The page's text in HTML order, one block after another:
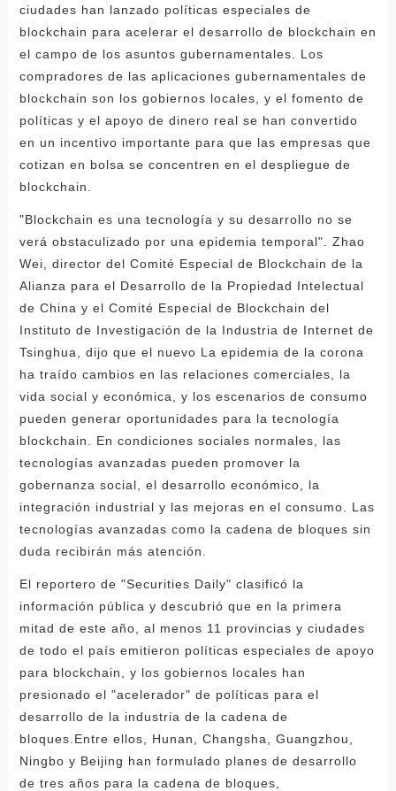
ciudades han lanzado políticas especiales de
blockchain para acelerar el desarrollo de blockchain en
el campo de los asuntos gubernamentales. Los
compradores de las aplicaciones gubernamentales de
blockchain son los gobiernos locales, y el fomento de
políticas y el apoyo de dinero real se han convertido
en un incentivo importante para que las empresas que
cotizan en bolsa se concentren en el despliegue de
blockchain.
"Blockchain es una tecnología y su desarrollo no se
verá obstaculizado por una epidemia temporal". Zhao
Wei, director del Comité Especial de Blockchain de la
Alianza para el Desarrollo de la Propiedad Intelectual
de China y el Comité Especial de Blockchain del
Instituto de Investigación de la Industria de Internet de
Tsinghua, dijo que el nuevo La epidemia de la corona
ha traído cambios en las relaciones comerciales, la
vida social y económica, y los escenarios de consumo
pueden generar oportunidades para la tecnología
blockchain. En condiciones sociales normales, las
tecnologías avanzadas pueden promover la
gobernanza social, el desarrollo económico, la
integración industrial y las mejoras en el consumo. Las
tecnologías avanzadas como la cadena de bloques sin
duda recibirán más atención.
El reportero de "Securities Daily" clasificó la
información pública y descubrió que en la primera
mitad de este año, al menos 11 provincias y ciudades
de todo el país emitieron políticas especiales de apoyo
para blockchain, y los gobiernos locales han
presionado el "acelerador" de políticas para el
desarrollo de la industria de la cadena de
bloques.Entre ellos, Hunan, Changsha, Guangzhou,
Ningbo y Beijing han formulado planes de desarrollo
de tres años para la cadena de bloques,